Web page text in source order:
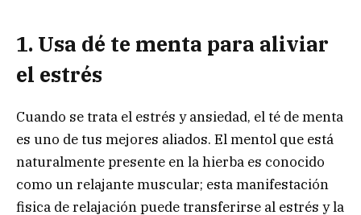
1. Usa dé te menta para aliviar
el estrés
Cuando se trata el estrés y ansiedad, el té de menta
es uno de tus mejores aliados. El mentol que está
naturalmente presente en la hierba es conocido
como un relajante muscular; esta manifestación
fisica de relajación puede transferirse al estrés y la